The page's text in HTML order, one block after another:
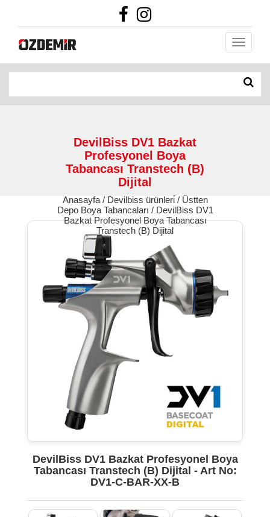
DevilBiss DV1 Bazkat
Profesyonel Boya
Tabancası Transtech (B)
Dijital
Anasayfa / Devilbiss ürünleri̇ / Üstten
Depo Boya Tabancaları / DevilBiss DV1
Bazkat Profesyonel Boya Tabancası
Transtech (B) Dijital
DevilBiss DV1 Bazkat Profesyonel Boya
Tabancası Transtech (B) Dijital - Art No:
DV1-C-BAR-XX-B